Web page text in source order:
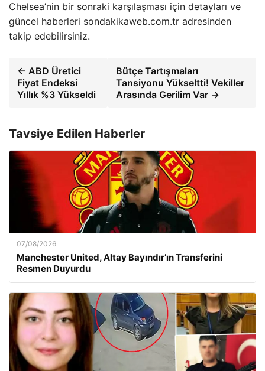
Chelsea’nin bir sonraki karşılaşması için detayları ve
güncel haberleri sondakikaweb.com.tr adresinden
takip edebilirsiniz.
← ABD Üretici
Fiyat Endeksi
Yıllık %3 Yükseldi
Bütçe Tartışmaları
Tansiyonu Yükseltti! Vekiller
Arasında Gerilim Var →
Tavsiye Edilen Haberler
07/08/2026
Manchester United, Altay Bayındır’ın Transferini
Resmen Duyurdu